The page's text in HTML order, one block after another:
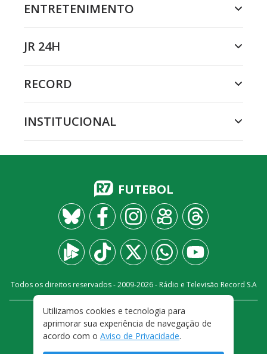
ENTRETENIMENTO
JR 24H
RECORD
INSTITUCIONAL
FUTEBOL
Todos os direitos reservados - 2009-2026- Rádio e Televisão Record S.A
FALE CONOSCO
PRIVACIDADE
TERMOS E CONDIÇÕES DE USO
Utilizamos cookies e tecnologia para
aprimorar sua experiência de navegação de
acordo com o Aviso de Privacidade.